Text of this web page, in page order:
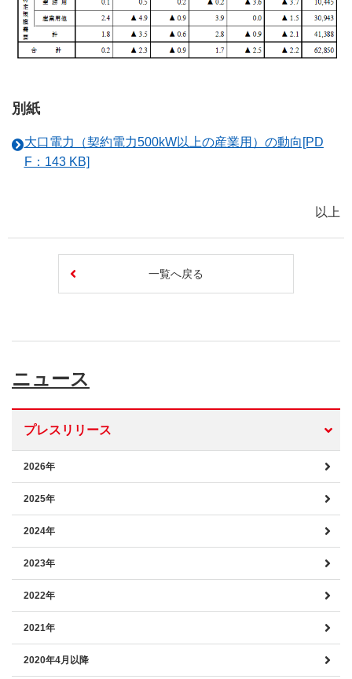
別紙
大口電力（契約電力500kW以上の産業用）の動向[PD
F：143 KB]
以上
一覧へ戻る
ニュース
プレスリリース
2026年
2025年
2024年
2023年
2022年
2021年
2020年4月以降